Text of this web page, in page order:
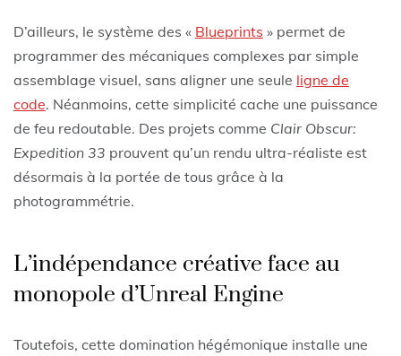
D’ailleurs, le système des « Blueprints » permet de
programmer des mécaniques complexes par simple
assemblage visuel, sans aligner une seule ligne de
code. Néanmoins, cette simplicité cache une puissance
de feu redoutable. Des projets comme Clair Obscur:
Expedition 33 prouvent qu’un rendu ultra-réaliste est
désormais à la portée de tous grâce à la
photogrammétrie.
L’indépendance créative face au
monopole d’Unreal Engine
Toutefois, cette domination hégémonique installe une